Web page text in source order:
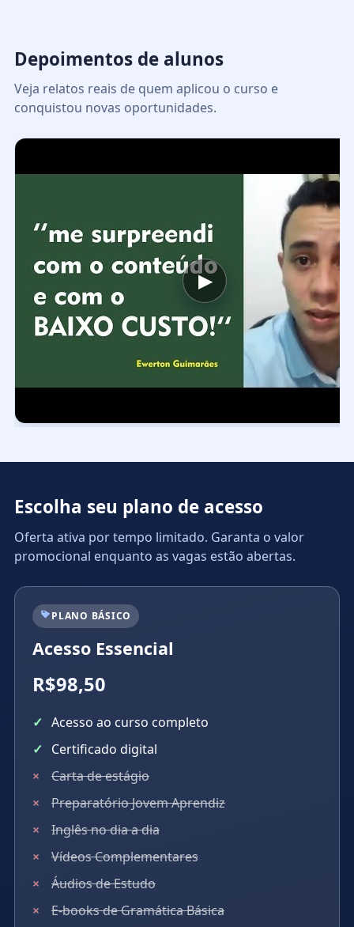
Depoimentos de alunos
Veja relatos reais de quem aplicou o curso e
conquistou novas oportunidades.
▶
Escolha seu plano de acesso
Oferta ativa por tempo limitado. Garanta o valor
promocional enquanto as vagas estão abertas.
PLANO BÁSICO
Acesso Essencial
R$98,50
Acesso ao curso completo
Certificado digital
Carta de estágio
Preparatório Jovem Aprendiz
Inglês no dia a dia
Vídeos Complementares
Áudios de Estudo
E-books de Gramática Básica